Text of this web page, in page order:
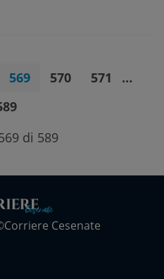
569 570 571
…
di 589
Cesenate